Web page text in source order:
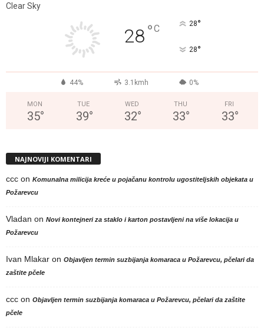
Clear Sky
28°C 28°
28°
44% 3.1kmh 0%
MON
35°
TUE
39°
WED
32°
THU
33°
FRI
33°
NAJNOVIJI KOMENTARI
ccc on Komunalna milicija kreće u pojačanu kontrolu ugostiteljskih objekata u
Požarevcu
Vladan on Novi kontejneri za staklo i karton postavljeni na više lokacija u
Požarevcu
Ivan Mlakar on Objavljen termin suzbijanja komaraca u Požarevcu, pčelari da
zaštite pčele
ccc on Objavljen termin suzbijanja komaraca u Požarevcu, pčelari da zaštite
pčele